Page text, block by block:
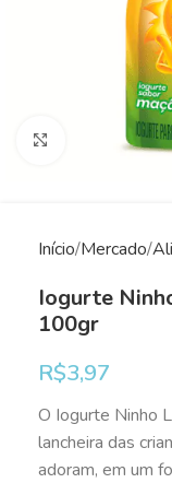
Clique para
Início Mercado
Iogurte
100gr
R$3,97
O Iogurte Ninho
lancheira das
adoram, em um